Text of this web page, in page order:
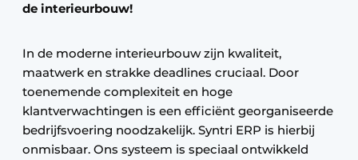
de interieurbouw!
In de moderne interieurbouw zijn kwaliteit,
maatwerk en strakke deadlines cruciaal. Door
toenemende complexiteit en hoge
klantverwachtingen is een efficiënt georganiseerde
bedrijfsvoering noodzakelijk. Syntri ERP is hierbij
onmisbaar. Ons systeem is speciaal ontwikkeld